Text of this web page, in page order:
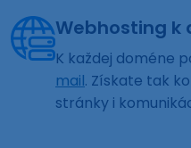
Webhosting k
K každej doméne
mail. Získate tak
stránky i